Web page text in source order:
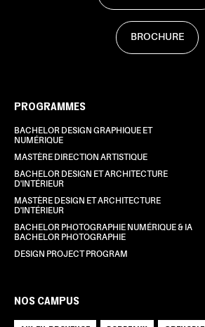
BROCHURE
PROGRAMMES
BACHELOR DESIGN GRAPHIQUE ET
NUMÉRIQUE
MASTÈRE DIRECTION ARTISTIQUE
BACHELOR DESIGN ET ARCHITECTURE
D'INTÉRIEUR
MASTÈRE DESIGN ET ARCHITECTURE
D'INTÉRIEUR
BACHELOR PHOTOGRAPHIE NUMÉRIQUE & IA
BACHELOR PHOTOGRAPHIE
DESIGN PROJECT PROGRAM
NOS CAMPUS